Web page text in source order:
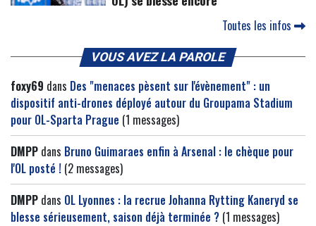
Toutes les infos
VOUS AVEZ LA PAROLE
foxy69 dans Des "menaces pèsent sur l'évènement" : un
dispositif anti-drones déployé autour du Groupama Stadium
pour OL-Sparta Prague (1 messages)
DMPP dans Bruno Guimaraes enfin à Arsenal : le chèque pour
l'OL posté ! (2 messages)
DMPP dans OL Lyonnes : la recrue Johanna Rytting Kaneryd se
blesse sérieusement, saison déjà terminée ? (1 messages)